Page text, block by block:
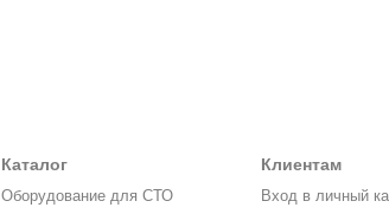
Каталог
Оборудование для СТО
Клиентам
Вход в личный